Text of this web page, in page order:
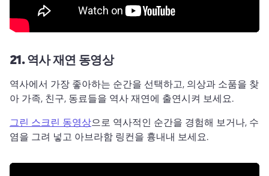
21.역사 재연 동영상
역사에서 가장 좋아하는 순간을 선택하고, 의상과 소품을 찾
아 가족, 친구, 동료들을 역사 재연에 출연시켜 보세요.
그린 스크린 동영상으로 역사적인 순간을 경험해 보거나, 수
염을 그려 넣고 아브라함 링컨을 흉내내 보세요.